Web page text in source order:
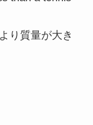
り質量が大き